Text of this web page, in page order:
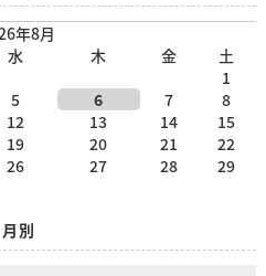
年8月
水 木 金
土
1
5 6 7
8
12 13 14
15
19 20 21
22
26 27 28
29
月別